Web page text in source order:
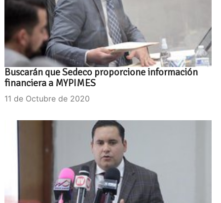
Buscarán que Sedeco proporcione información
financiera a MYPIMES
11 de Octubre de 2020